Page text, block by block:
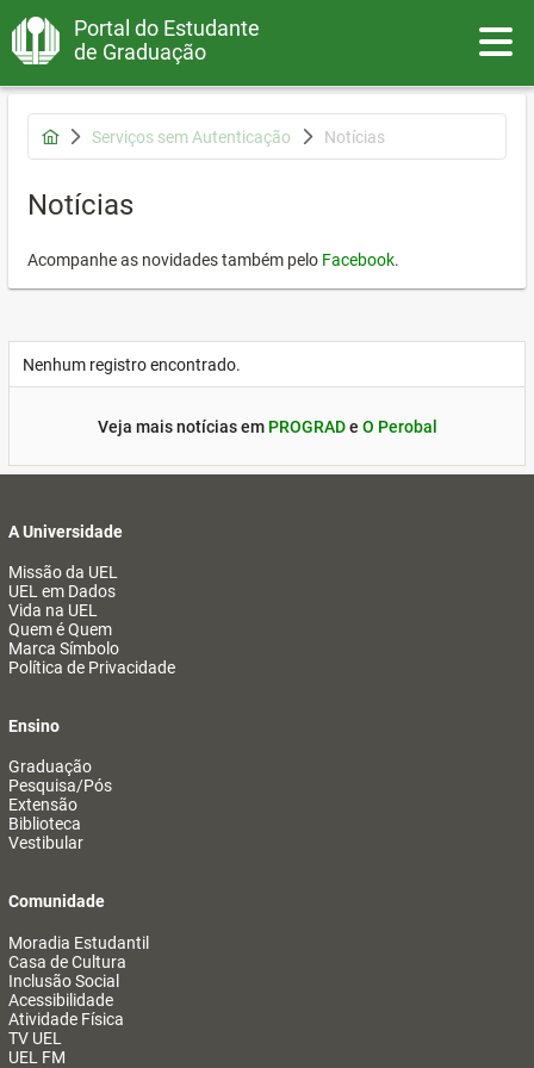
Portal do Estudante
de Graduação
Serviços sem Autenticação Notícias
Notícias
Acompanhe as novidades também pelo Facebook.
Nenhum registro encontrado.
Veja mais notícias em PROGRADe O Perobal
A Universidade
Missão da UEL
UEL em Dados
Vida na UEL
Quem é Quem
Marca Símbolo
Política de Privacidade
Ensino
Graduação
Pesquisa/Pós
Extensão
Biblioteca
Vestibular
Comunidade
Moradia Estudantil
Casa de Cultura
Inclusão Social
Acessibilidade
Atividade Física
TV UEL
UEL FM